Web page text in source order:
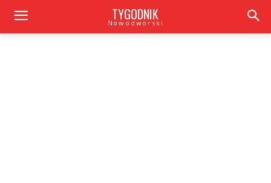
TYGODNIK
Nowodworski